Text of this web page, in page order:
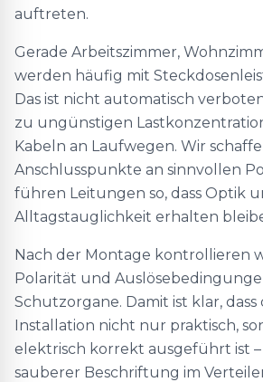
auftreten.
Gerade Arbeitszimmer,
werden häufig mit
Das ist nicht automatisch
zu ungünstigen
Kabeln an Laufwegen. Wir
Anschlusspunkte an sinnvollen
führen Leitungen so, dass Optik
Alltagstauglichkeit erhalten
Nach der Montage kontrollieren
Polarität und
Schutzorgane. Damit ist klar, dass
Installation nicht nur praktisch,
elektrisch korrekt ausgeführt ist –
sauberer Beschriftung im